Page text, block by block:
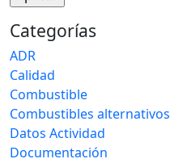
Categorías
ADR
Calidad
Combustible
Combustibles alternativos
Datos Actividad
Documentación